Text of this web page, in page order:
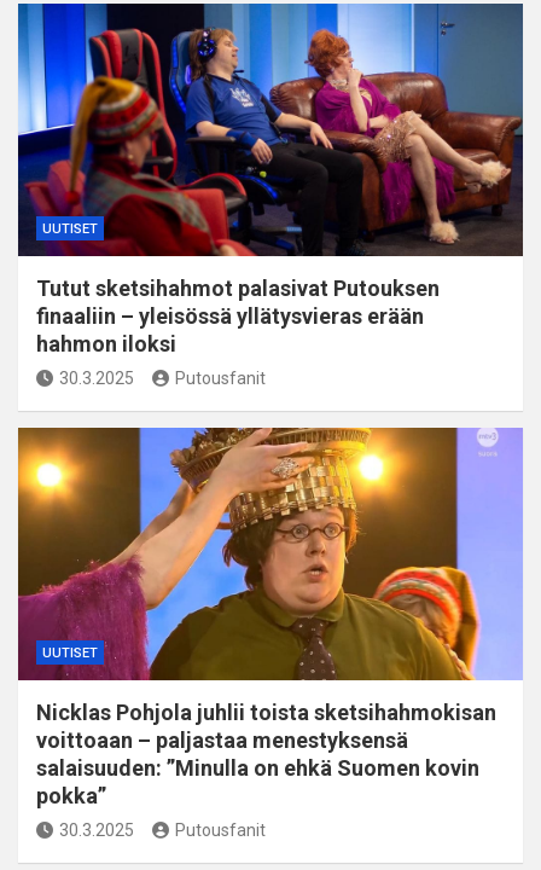
UUTISET
Tutut sketsihahmot palasivat Putouksen
finaaliin – yleisössä yllätysvieras erään
hahmon iloksi
30.3.2025 Putousfanit
UUTISET
Nicklas Pohjola juhlii toista sketsihahmokisan
voittoaan – paljastaa menestyksensä
salaisuuden: ”Minulla on ehkä Suomen kovin
pokka”
30.3.2025 Putousfanit